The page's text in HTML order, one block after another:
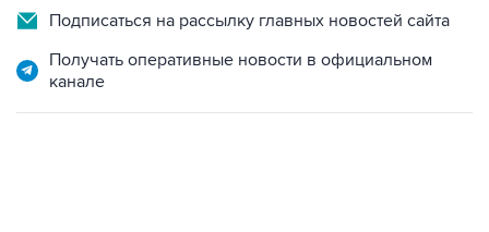
Подписаться на рассылку главных новостей сайта
Получать оперативные новости в официальном
канале